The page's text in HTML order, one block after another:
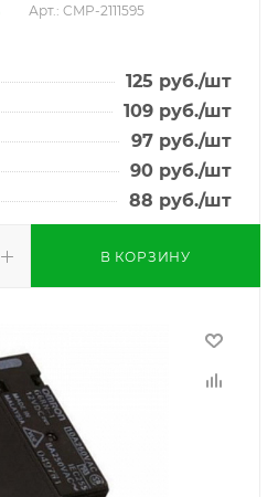
Арт.: CMP-2111595
125 руб./шт
109 руб./шт
97 руб./шт
90 руб./шт
88 руб./шт
В КОРЗИНУ